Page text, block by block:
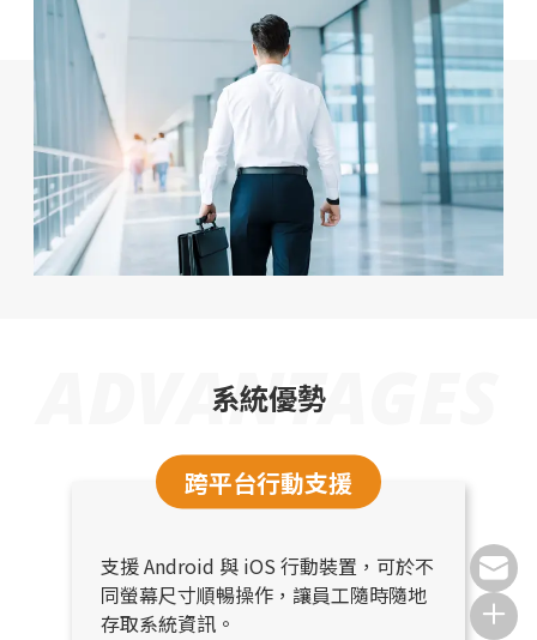
ADVANTAGES
系統優勢
跨平台行動支援
支援 Android 與 iOS 行動裝置，可於不
同螢幕尺寸順暢操作，讓員工隨時隨地
存取系統資訊。